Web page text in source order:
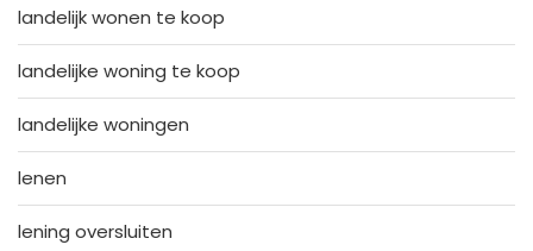
landelijk wonen te koop
landelijke woning te koop
landelijke woningen
lenen
lening oversluiten